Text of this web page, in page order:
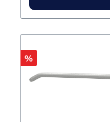
Rabatt
%